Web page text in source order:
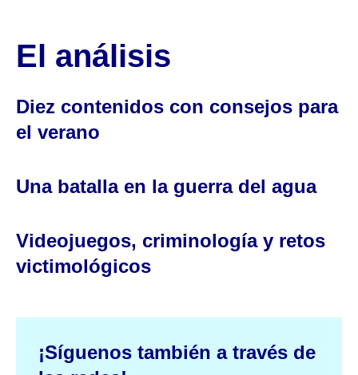
El análisis
Diez contenidos con consejos para
el verano
Una batalla en la guerra del agua
Videojuegos, criminología y retos
victimológicos
¡Síguenos también a través de